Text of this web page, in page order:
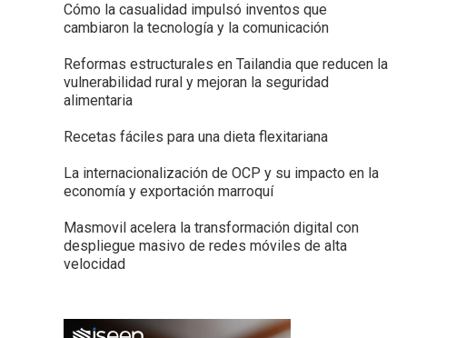
Cómo la casualidad impulsó inventos que
cambiaron la tecnología y la comunicación
Reformas estructurales en Tailandia que reducen la
vulnerabilidad rural y mejoran la seguridad
alimentaria
Recetas fáciles para una dieta flexitariana
La internacionalización de OCP y su impacto en la
economía y exportación marroquí
Masmovil acelera la transformación digital con
despliegue masivo de redes móviles de alta
velocidad